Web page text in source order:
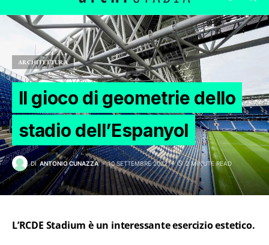
ARCHITETTURA
Il gioco di geometrie dello
stadio dell’Espanyol
DI ANTONIO CUNAZZA 10 SETTEMBRE 2022 2 MINUTE READ
L’RCDE Stadium è un interessante esercizio estetico.